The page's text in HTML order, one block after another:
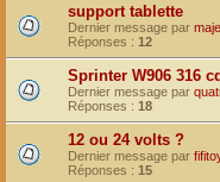
support tablette
Dernier message par
Réponses : 12
Sprinter W906 316
Dernier message par
Réponses : 18
12 ou 24 volts ?
Dernier message par
Réponses : 15